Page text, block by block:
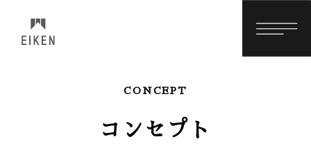
CONCEPT
コンセプト